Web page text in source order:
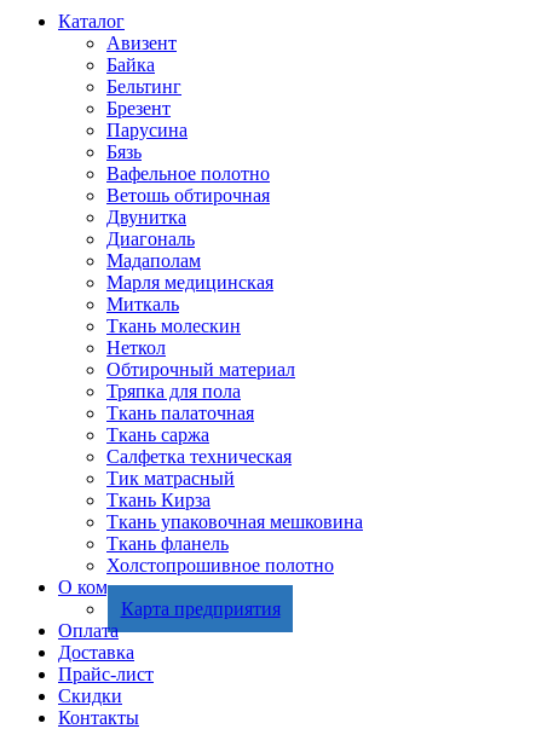
Каталог
Авизент
Байка
Бельтинг
Брезент
Парусина
Бязь
Вафельное полотно
Ветошь обтирочная
Двунитка
Диагональ
Мадаполам
Марля медицинская
Миткаль
Ткань молескин
Неткол
Обтирочный материал
Тряпка для пола
Ткань палаточная
Ткань саржа
Салфетка техническая
Тик матрасный
Ткань Кирза
Ткань упаковочная мешковина
Ткань фланель
Холстопрошивное полотно
О компании
Карта предприятия
Оплата
Доставка
Прайс-лист
Скидки
Контакты